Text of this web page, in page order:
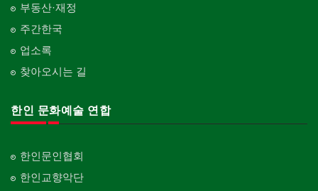
부동산·재정
주간한국
업소록
찾아오시는 길
한인 문화예술 연합
한인문인협회
한인교향악단